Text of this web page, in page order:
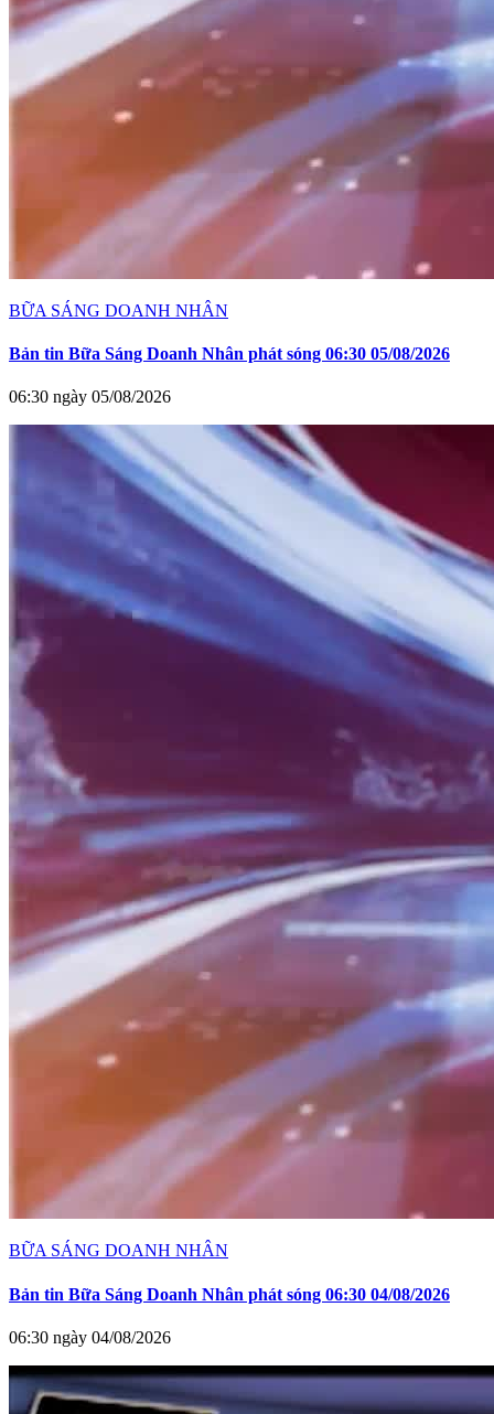
BỮA SÁNG DOANH NHÂN
Bản tin Bữa Sáng Doanh Nhân phát sóng 06:30 05/08/2026
06:30 ngày 05/08/2026
BỮA SÁNG DOANH NHÂN
Bản tin Bữa Sáng Doanh Nhân phát sóng 06:30 04/08/2026
06:30 ngày 04/08/2026